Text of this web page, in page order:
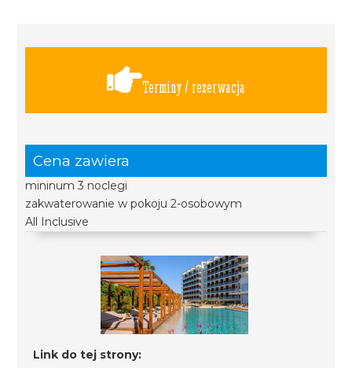
Terminy / rezerwacja
Cena zawiera
mininum 3 noclegi
zakwaterowanie w pokoju 2-osobowym
All Inclusive
Link do tej strony: